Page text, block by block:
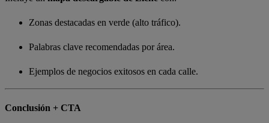
Zonas destacadas en verde (alto tráfico).
Palabras clave recomendadas por área.
Ejemplos de negocios exitosos en cada calle.
Conclusión + CTA